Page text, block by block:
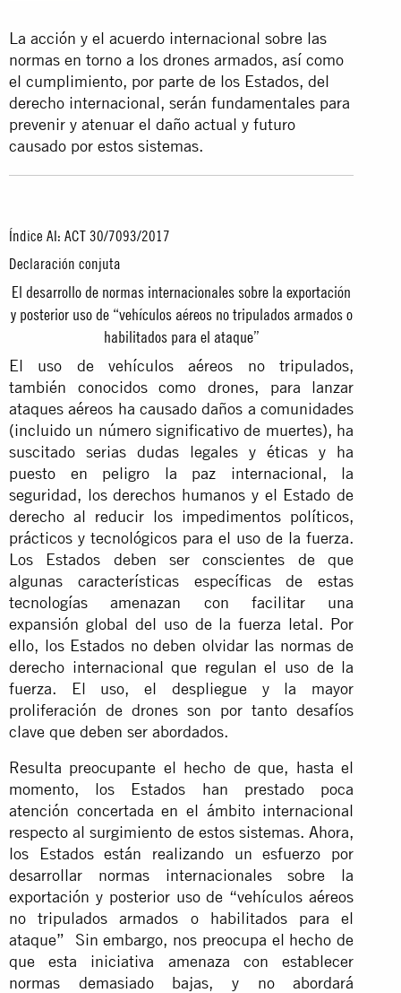
La acción y el acuerdo internacional sobre las
normas en torno a los drones armados, así como
el cumplimiento, por parte de los Estados, del
derecho internacional, serán fundamentales para
prevenir y atenuar el daño actual y futuro
causado por estos sistemas.
Índice AI: ACT 30/7093/2017
Declaración conjuta
El desarrollo de normas internacionales sobre la exportación
y posterior uso de “vehículos aéreos no tripulados armados o
habilitados para el ataque”
El uso de vehículos aéreos no tripulados,
también conocidos como drones, para lanzar
ataques aéreos ha causado daños a comunidades
(incluido un número significativo de muertes), ha
suscitado serias dudas legales y éticas y ha
puesto en peligro la paz internacional, la
seguridad, los derechos humanos y el Estado de
derecho al reducir los impedimentos políticos,
prácticos y tecnológicos para el uso de la fuerza.
Los Estados deben ser conscientes de que
algunas características específicas de estas
tecnologías amenazan con facilitar una
expansión global del uso de la fuerza letal. Por
ello, los Estados no deben olvidar las normas de
derecho internacional que regulan el uso de la
fuerza. El uso, el despliegue y la mayor
proliferación de drones son por tanto desafíos
clave que deben ser abordados.
Resulta preocupante el hecho de que, hasta el
momento, los Estados han prestado poca
atención concertada en el ámbito internacional
respecto al surgimiento de estos sistemas. Ahora,
los Estados están realizando un esfuerzo por
desarrollar normas internacionales sobre la
exportación y posterior uso de “vehículos aéreos
no tripulados armados o habilitados para el
ataque” Sin embargo, nos preocupa el hecho de
que esta iniciativa amenaza con establecer
normas demasiado bajas, y no abordará